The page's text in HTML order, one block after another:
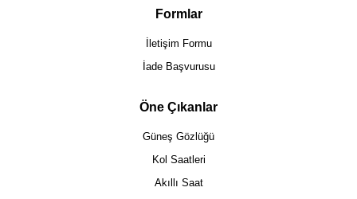
Formlar
İletişim Formu
İade Başvurusu
Öne Çıkanlar
Güneş Gözlüğü
Kol Saatleri
Akıllı Saat